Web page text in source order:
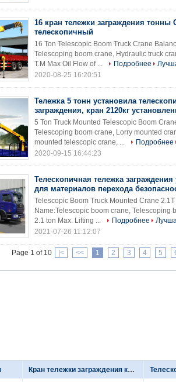
16 кран тележки заграждения тонны
телескопичный
16 Ton Telescopic Boom Truck Crane
Telescoping boom crane, Hydraulic truck
T.M Max Oil Flow of ...
Подробнее
2020-08-25 16:20:51
Тележка 5 тонн установила
заграждения, кран 2120кг
5 Ton Truck Mounted Telescopic Boom
Telescoping boom crane, Lorry mounted
mounted telescopic crane, ...
Подробнее
2020-09-15 16:44:23
Телескопичная тележка
для материалов перехода
Telescopic Boom Truck Mounted Crane
Name:Telescopic boom crane, Telescoping
2.1 ton Max. Lifting ...
Подробнее
2021-07-26 11:12:07
Page 1 of 10 |< << 1 2 3 4 5
Кран тележки заграждения костяшки